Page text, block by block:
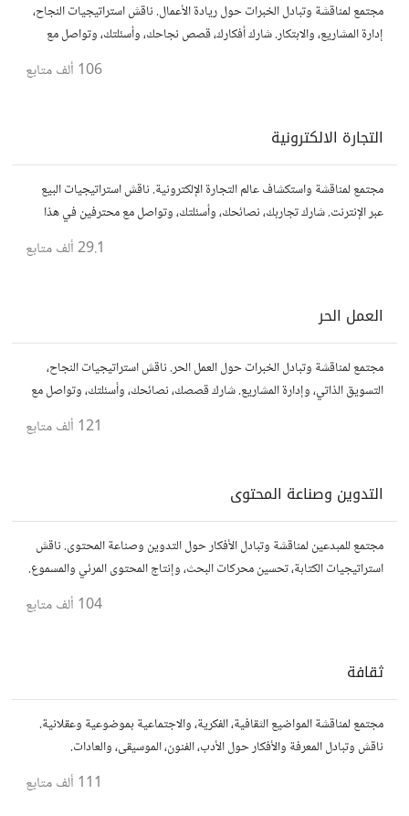
مجتمع لمناقشة وتبادل الخبرات حول ريادة الأعمال. ناقش استراتيجيات النجاح،
إدارة المشاريع، والابتكار. شارك أفكارك، قصص نجاحك، وأسئلتك، وتواصل مع
106 ألف متابع
التجارة الالكترونية
مجتمع لمناقشة واستكشاف عالم التجارة الإلكترونية. ناقش استراتيجيات البيع
عبر الإنترنت. شارك تجاربك، نصائحك، وأسئلتك، وتواصل مع محترفين في هذا
29.1 ألف متابع
العمل الحر
مجتمع لمناقشة وتبادل الخبرات حول العمل الحر. ناقش استراتيجيات النجاح،
التسويق الذاتي، وإدارة المشاريع. شارك قصصك، نصائحك، وأسئلتك، وتواصل مع
121 ألف متابع
التدوين وصناعة المحتوى
مجتمع للمبدعين لمناقشة وتبادل الأفكار حول التدوين وصناعة المحتوى. ناقش
استراتيجيات الكتابة، تحسين محركات البحث، وإنتاج المحتوى المرئي والمسموع.
104 ألف متابع
ثقافة
مجتمع لمناقشة المواضيع الثقافية، الفكرية، والاجتماعية بموضوعية وعقلانية.
ناقش وتبادل المعرفة والأفكار حول الأدب، الفنون، الموسيقى، والعادات.
111 ألف متابع